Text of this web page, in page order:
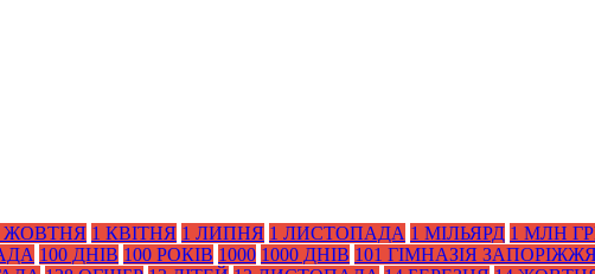
ЖОВТНЯ 1 КВІТНЯ 1 ЛИПНЯ 1 ЛИСТОПАДА 1 МІЛЬЯРД 1 МЛН
100 ДНІВ 100 РОКІВ 1000 1000 ДНІВ 101 ГІМНАЗІЯ ЗАПОРІЖЖЯ